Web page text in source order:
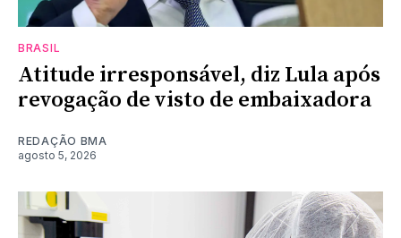
BRASIL
Atitude irresponsável, diz Lula após
revogação de visto de embaixadora
REDAÇÃO BMA
agosto 5, 2026